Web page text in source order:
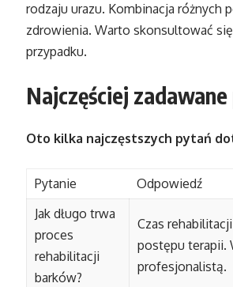
rodzaju urazu. Kombinacja różnych
zdrowienia. Warto skonsultować
przypadku.
Najczęściej
Oto kilka najczęstszych pytań
Pytanie
Odpowiedź
Jak długo trwa
proces
rehabilitacji
barków?
Czas
postępu terapii.
profesjonalistą.